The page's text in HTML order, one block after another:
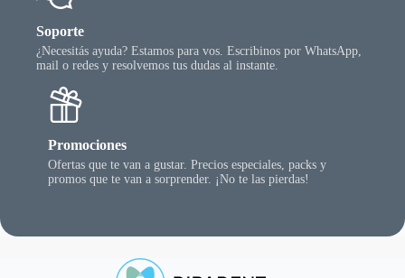
Soporte
¿Necesitás ayuda? Estamos para vos. Escribinos por WhatsApp,
mail o redes y resolvemos tus dudas al instante.
Promociones
Ofertas que te van a gustar. Precios especiales, packs y
promos que te van a sorprender. ¡No te las pierdas!